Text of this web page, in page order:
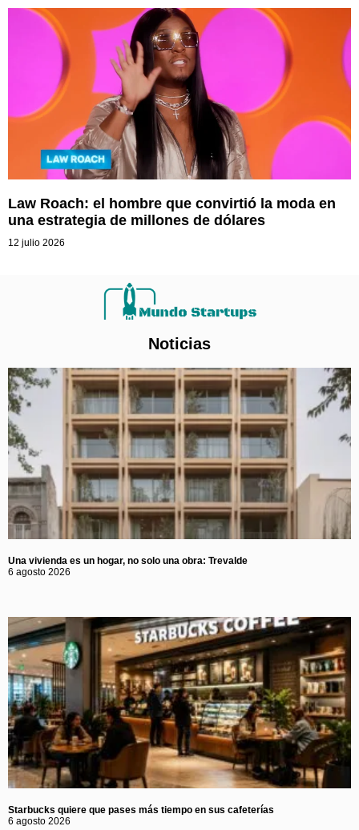
Law Roach: el hombre que convirtió la moda en
una estrategia de millones de dólares
12 julio 2026
Noticias
Una vivienda es un hogar, no solo una obra: Trevalde
6 agosto 2026
Starbucks quiere que pases más tiempo en sus cafeterías
6 agosto 2026